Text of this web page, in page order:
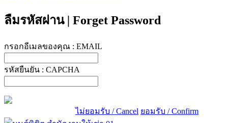
ลืมรหัสผ่าน | Forget Password
กรอกอีเมลของคุณ : EMAIL
รหัสยืนยัน : CAPCHA
ไม่ยอมรับ / Cancel ยอมรับ / Confirm